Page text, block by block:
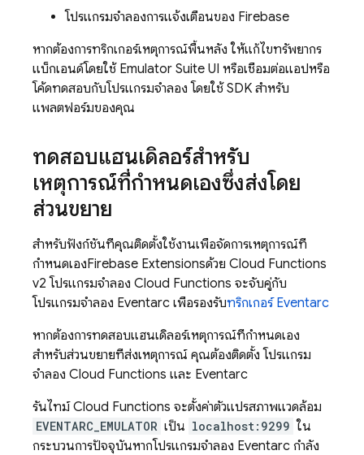
โปรแกรมจำลองการแจ้งเตือนของ Firebase
หากต้องการทริกเกอร์เหตุการณ์พื้นหลัง ให้แก้ไขทรัพยากร
แบ็กเอนด์โดยใช้ Emulator Suite UI หรือเชื่อมต่อแอปหรือ
โค้ดทดสอบกับโปรแกรมจำลอง โดยใช้ SDK สำหรับ
แพลตฟอร์มของคุณ
ทดสอบแฮนเดิลอร์สำหรับ
เหตุการณ์ที่กำหนดเองซึ่งส่งโดย
ส่วนขยาย
สำหรับฟังก์ชันที่คุณติดตั้งใช้งานเพื่อจัดการเหตุการณ์ที่
กำหนดเองFirebase Extensionsด้วย Cloud Functions
v2 โปรแกรมจำลอง Cloud Functions จะจับคู่กับ
โปรแกรมจำลอง Eventarc เพื่อรองรับทริกเกอร์ Eventarc
หากต้องการทดสอบแฮนเดิลอร์เหตุการณ์ที่กำหนดเอง
สำหรับส่วนขยายที่ส่งเหตุการณ์ คุณต้องติดตั้ง โปรแกรม
จำลอง Cloud Functions และ Eventarc
รันไทม์Cloud Functions จะตั้งค่าตัวแปรสภาพแวดล้อม
EVENTARC_EMULATOR เป็น localhost:9299 ใน
กระบวนการปัจจุบันหากโปรแกรมจำลอง Eventarc กำลัง